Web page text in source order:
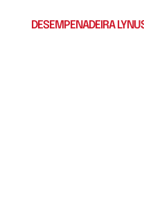
DESEMPENADEIRA